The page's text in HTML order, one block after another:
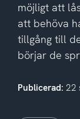
möjligt att
att behöva
tillgång till
börjar de
Publicerad: 22